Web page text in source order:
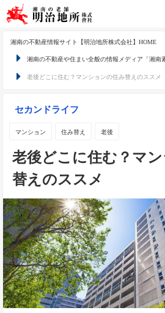
湘南の不動産情報サイト【明治地所株式会社】HOME
湘南の不動産や住まい全般の情報メディア「湘南
老後どこに住む？マンションの住み替えのススメ
セカンドライフ
マンション 住み替え 老後
老後どこに住む？マ
替えのススメ